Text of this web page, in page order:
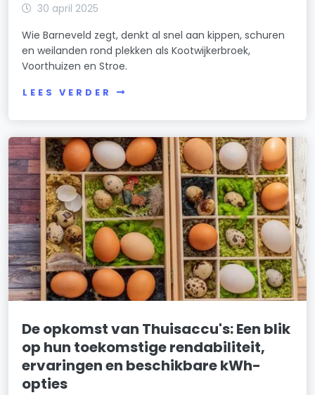
30 april 2025
Wie Barneveld zegt, denkt al snel aan kippen, schuren
en weilanden rond plekken als Kootwijkerbroek,
Voorthuizen en Stroe.
LEES VERDER
De opkomst van Thuisaccu's: Een blik
op hun toekomstige rendabiliteit,
ervaringen en beschikbare kWh-
opties